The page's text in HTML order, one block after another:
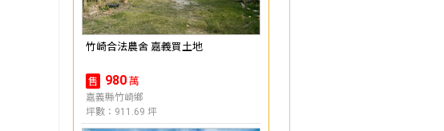
竹崎合法農舍 嘉義買土地
售 980 萬
嘉義縣竹崎鄉
坪數：911.69 坪